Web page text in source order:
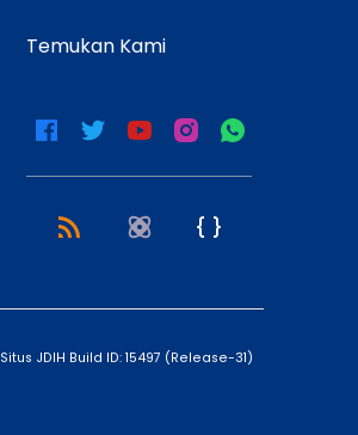
Temukan Kami
Situs JDIH Build ID: 15497 (Release-31)